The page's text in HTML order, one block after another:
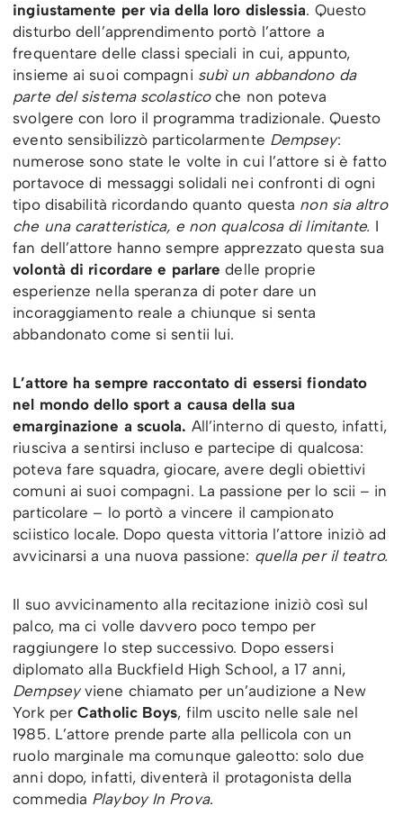
ingiustamente per via della loro dislessia. Questo
disturbo dell’apprendimento portò l’attore a
frequentare delle classi speciali in cui, appunto,
insieme ai suoi compagni subì un abbandono da
parte del sistema scolasticoche non poteva
svolgere con loro il programma tradizionale. Questo
evento sensibilizzò particolarmente Dempsey:
numerose sono state le volte in cui l’attore si è fatto
portavoce di messaggi solidali nei confronti di ogni
tipo disabilità ricordando quanto questa non sia altro
che una caratteristica, e non qualcosa di limitante. I
fan dell’attore hanno sempre apprezzato questa sua
volontà di ricordare e parlare delle proprie
esperienze nella speranza di poter dare un
incoraggiamento reale a chiunque si senta
abbandonato come si sentii lui.
L’attore ha sempre raccontato di essersi fiondato
nel mondo dello sport a causa della sua
emarginazione a scuola. All’interno di questo, infatti,
riusciva a sentirsi incluso e partecipe di qualcosa:
poteva fare squadra, giocare, avere degli obiettivi
comuni ai suoi compagni. La passione per lo scii – in
particolare – lo portò a vincere il campionato
sciistico locale. Dopo questa vittoria l’attore iniziò ad
avvicinarsi a una nuova passione: quella per il teatro.
Il suo avvicinamento alla recitazione iniziò così sul
palco, ma ci volle davvero poco tempo per
raggiungere lo step successivo. Dopo essersi
diplomato alla Buckfield High School, a 17 anni,
Dempseyviene chiamato per un’audizione a New
York perCatholic Boys, film uscito nelle sale nel
1985. L’attore prende parte alla pellicola con un
ruolo marginale ma comunque galeotto: solo due
anni dopo, infatti, diventerà il protagonista della
commedia Playboy In Prova.